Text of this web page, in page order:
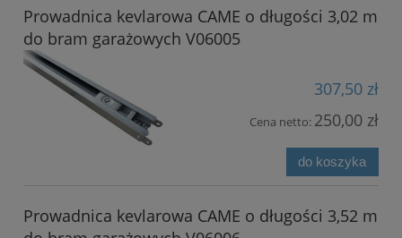
Prowadnica kevlarowa CAME o długości 3,02 m
do bram garażowych V06005
307,50 zł
Cena netto: 250,00 zł
do koszyka
Prowadnica kevlarowa CAME o długości 3,52 m